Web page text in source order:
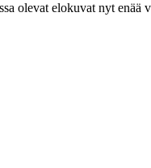
olevat elokuvat nyt enää